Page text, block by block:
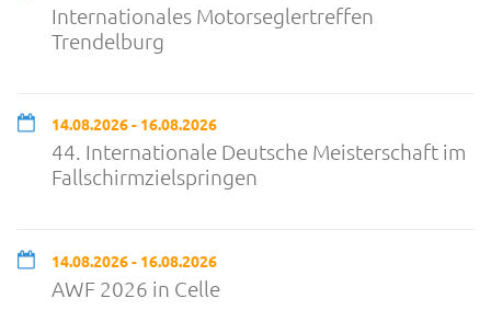
Internationales Motorseglertreffen
Trendelburg
14.08.2026 - 16.08.2026
44. Internationale Deutsche Meisterschaft im
Fallschirmzielspringen
14.08.2026 - 16.08.2026
AWF 2026 in Celle